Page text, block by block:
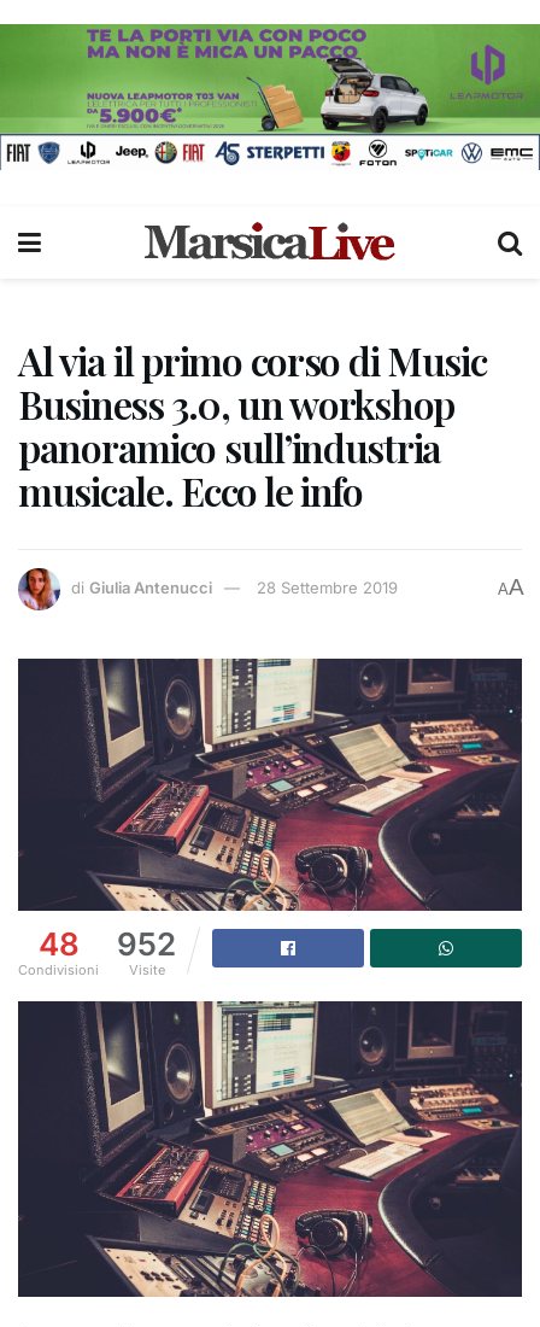
Al via il primo corso di Music
Business 3.0, un workshop
panoramico sull’industria
musicale. Ecco le info
di Giulia Antenucci 28 Settembre 2019 AA
48
Condivisioni
952
Visite